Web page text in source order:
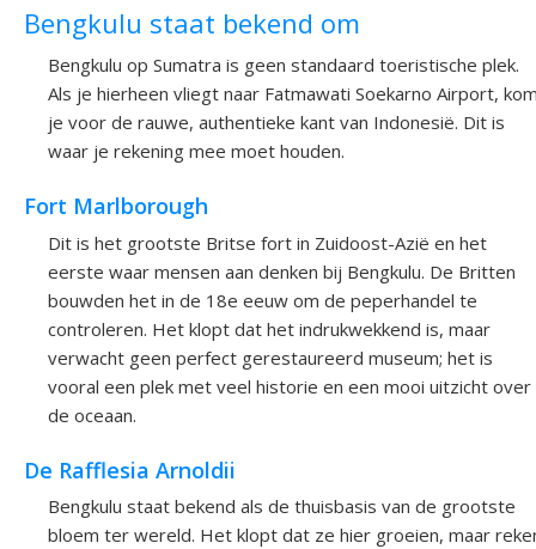
Bengkulu staat bekend om
Bengkulu op Sumatra is geen standaard toeristische plek.
Als je hierheen vliegt naar Fatmawati Soekarno Airport,
je voor de rauwe, authentieke kant van Indonesië. Dit is
waar je rekening mee moet houden.
Fort Marlborough
Dit is het grootste Britse fort in Zuidoost-Azië en het
eerste waar mensen aan denken bij Bengkulu. De Britten
bouwden het in de 18e eeuw om de peperhandel te
controleren. Het klopt dat het indrukwekkend is, maar
verwacht geen perfect gerestaureerd museum; het is
vooral een plek met veel historie en een mooi uitzicht over
de oceaan.
De Rafflesia Arnoldii
Bengkulu staat bekend als de thuisbasis van de grootste
bloem ter wereld. Het klopt dat ze hier groeien, maar